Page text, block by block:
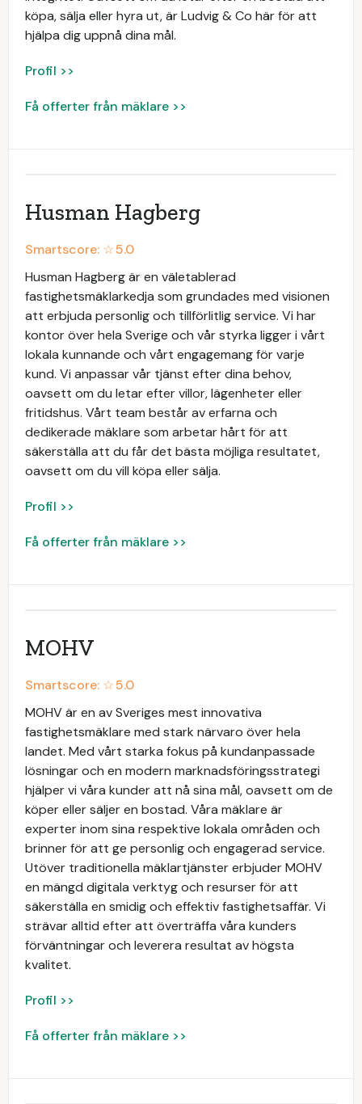
köpa, sälja eller hyra ut, är Ludvig & Co här för att
hjälpa dig uppnå dina mål.
Profil >>
Få offerter från mäklare >>
Husman Hagberg
Smartscore: ☆5.0
Husman Hagberg är en väletablerad
fastighetsmäklarkedja som grundades med visionen
att erbjuda personlig och tillförlitlig service. Vi har
kontor över hela Sverige och vår styrka ligger i vårt
lokala kunnande och vårt engagemang för varje
kund. Vi anpassar vår tjänst efter dina behov,
oavsett om du letar efter villor, lägenheter eller
fritidshus. Vårt team består av erfarna och
dedikerade mäklare som arbetar hårt för att
säkerställa att du får det bästa möjliga resultatet,
oavsett om du vill köpa eller sälja.
Profil >>
Få offerter från mäklare >>
MOHV
Smartscore: ☆5.0
MOHV är en av Sveriges mest innovativa
fastighetsmäklare med stark närvaro över hela
landet. Med vårt starka fokus på kundanpassade
lösningar och en modern marknadsföringsstrategi
hjälper vi våra kunder att nå sina mål, oavsett om de
köper eller säljer en bostad. Våra mäklare är
experter inom sina respektive lokala områden och
brinner för att ge personlig och engagerad service.
Utöver traditionella mäklartjänster erbjuder MOHV
en mängd digitala verktyg och resurser för att
säkerställa en smidig och effektiv fastighetsaffär. Vi
strävar alltid efter att överträffa våra kunders
förväntningar och leverera resultat av högsta
kvalitet.
Profil >>
Få offerter från mäklare >>